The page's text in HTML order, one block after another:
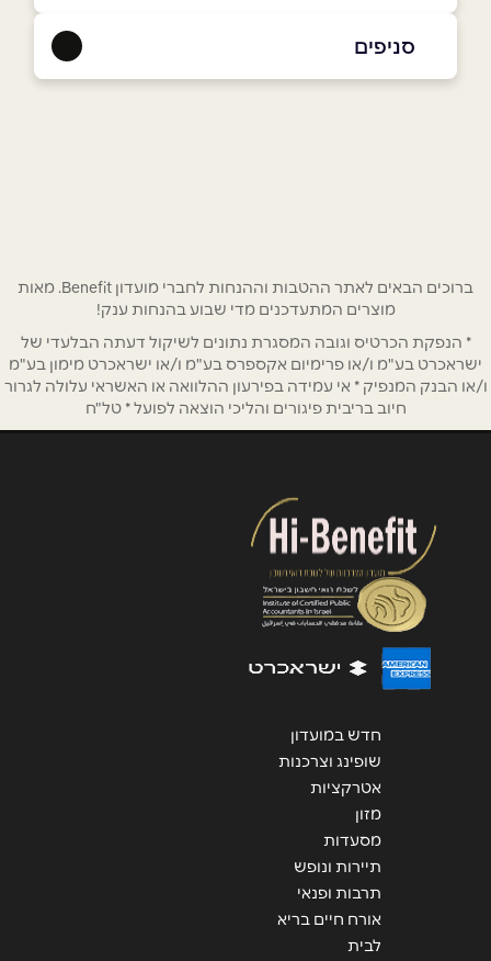
נושא*
אנא חזרו אלי בקשר ל...
הודעה*
שליחה
סניפים
ברוכים הבאים לאתר ההטבות וההנחות לחברי מועדון Benefit. מאות
מוצרים המתעדכנים מדי שבוע בהנחות ענק!
* הנפקת הכרטיס וגובה המסגרת נתונים לשיקול דעתה הבלעדי של
ישראכרט בע"מ ו/או פרימיום אקספרס בע"מ ו/או ישראכרט מימון בע"מ
ו/או הבנק המנפיק * אי עמידה בפירעון ההלוואה או האשראי עלולה לגרור
חיוב בריבית פיגורים והליכי הוצאה לפועל * טל"ח
חדש במועדון
שופינג וצרכנות
אטרקציות
מזון
מסעדות
תיירות ונופש
תרבות ופנאי
אורח חיים בריא
לבית